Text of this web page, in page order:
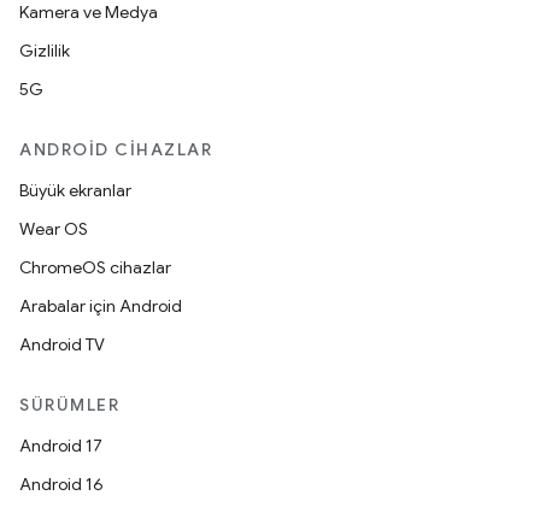
Kamera ve Medya
Gizlilik
5G
ANDROID CIHAZLAR
Büyük ekranlar
Wear OS
ChromeOS cihazlar
Arabalar için Android
Android TV
SÜRÜMLER
Android 17
Android 16